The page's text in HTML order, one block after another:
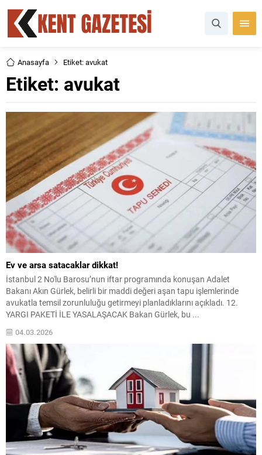
Anasayfa Etiket: avukat
Etiket: avukat
Ev ve arsa satacaklar dikkat!
İstanbul 2 No'lu Barosu’nun iftar programında konuşan Adalet
Bakanı Akın Gürlek, belirli bir maddi değeri aşan tapu işlemlerinde
avukatla temsil zorunluluğu getirmeyi planladıklarını açıkladı. 12.
YARGI PAKETİ İLE YASALAŞACAK Bakan Gürlek, bu ...
04.03.2026